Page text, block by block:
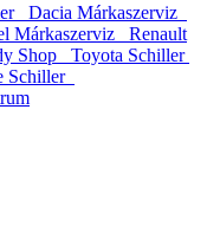
Dacia Márkaszerviz
Márkaszerviz
Renault
Shop
Toyota Schiller
Schiller